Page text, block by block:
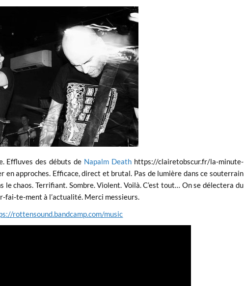
Effluves des débuts de Napalm Deathhttps://clairetobscur.fr/la-minute-
en approches. Efficace, direct et brutal. Pas de lumière dans ce souterrain
le chaos. Terrifiant. Sombre. Violent. Voilà. C’est tout… On se délectera du
fai-te-ment à l’actualité. Merci messieurs.
rottensound.bandcamp.com/music